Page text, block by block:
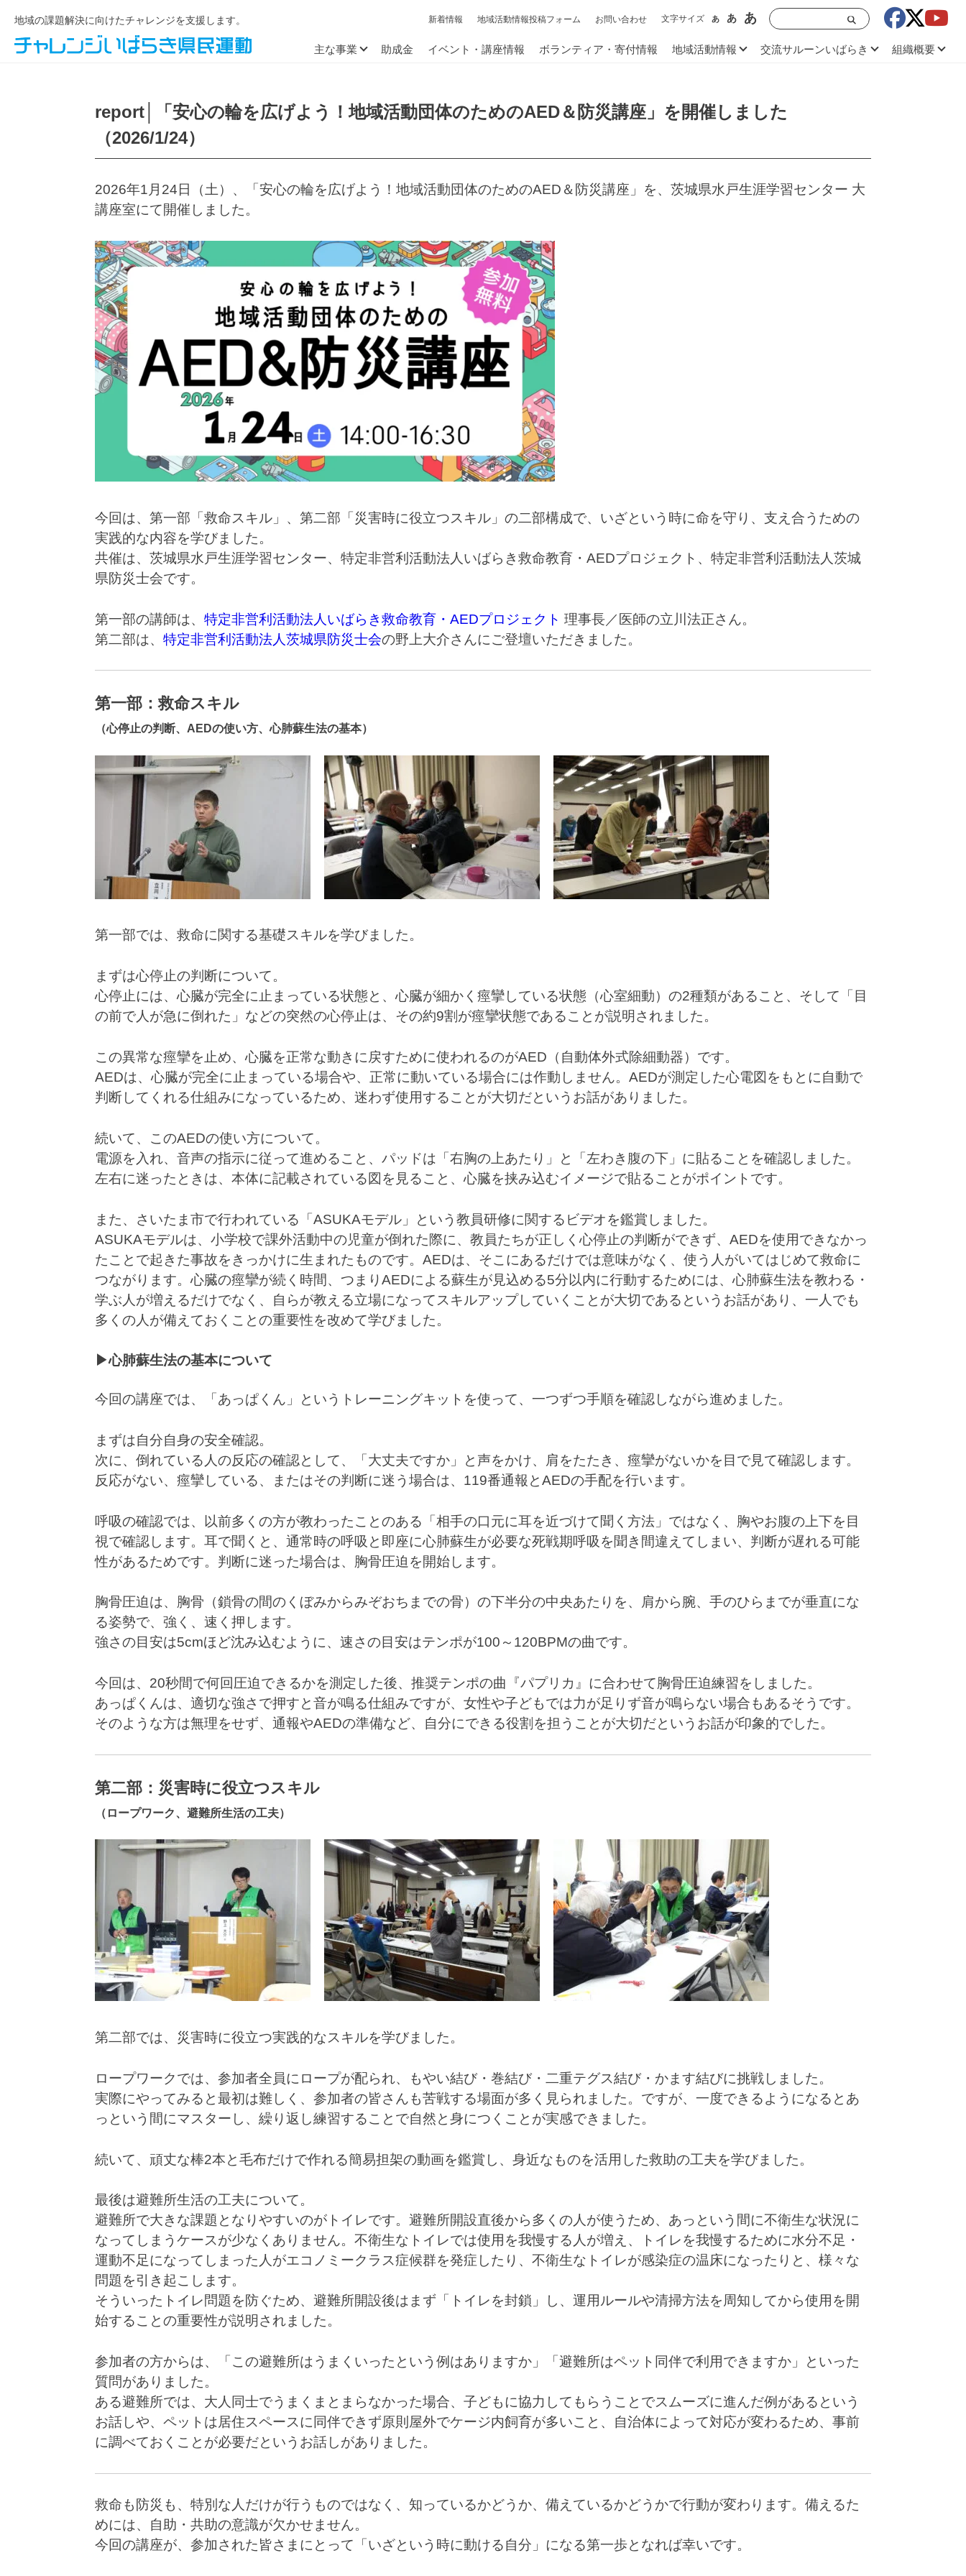
地域の課題解決に向けたチャレンジを支援します。 新着情報 地域活動情報投稿フォーム お問い合わせ 文字サイズ あ あ あ
主な事業 助成金 イベント・講座情報 ボランティア・寄付情報 地域活動情報 交流サルーンいばらき 組織概要
report│「安心の輪を広げよう！地域活動団体のためのAED＆防災講座」を開催しました
（2026/1/24）
2026年1月24日（土）、「安心の輪を広げよう！地域活動団体のためのAED＆防災講座」を、茨城県水戸生涯学習センター 大
講座室にて開催しました。
今回は、第一部「救命スキル」、第二部「災害時に役立つスキル」の二部構成で、いざという時に命を守り、支え合うための
実践的な内容を学びました。
共催は、茨城県水戸生涯学習センター、特定非営利活動法人いばらき救命教育・AEDプロジェクト、特定非営利活動法人茨城
県防災士会です。
第一部の講師は、 特定非営利活動法人いばらき救命教育・AEDプロジェクト 理事長／医師の立川法正さん。
第二部は、 特定非営利活動法人茨城県防災士会の野上大介さんにご登壇いただきました。
第一部：救命スキル
（心停止の判断、AEDの使い方、心肺蘇生法の基本）
第一部では、救命に関する基礎スキルを学びました。
まずは心停止の判断について。
心停止には、心臓が完全に止まっている状態と、心臓が細かく痙攣している状態（心室細動）の2種類があること、そして「目
の前で人が急に倒れた」などの突然の心停止は、その約9割が痙攣状態であることが説明されました。
この異常な痙攣を止め、心臓を正常な動きに戻すために使われるのがAED（自動体外式除細動器）です。
AEDは、心臓が完全に止まっている場合や、正常に動いている場合には作動しません。AEDが測定した心電図をもとに自動で
判断してくれる仕組みになっているため、迷わず使用することが大切だというお話がありました。
続いて、このAEDの使い方について。
電源を入れ、音声の指示に従って進めること、パッドは「右胸の上あたり」と「左わき腹の下」に貼ることを確認しました。
左右に迷ったときは、本体に記載されている図を見ること、心臓を挟み込むイメージで貼ることがポイントです。
また、さいたま市で行われている「ASUKAモデル」という教員研修に関するビデオを鑑賞しました。
ASUKAモデルは、小学校で課外活動中の児童が倒れた際に、教員たちが正しく心停止の判断ができず、AEDを使用できなかっ
たことで起きた事故をきっかけに生まれたものです。AEDは、そこにあるだけでは意味がなく、使う人がいてはじめて救命に
つながります。心臓の痙攣が続く時間、つまりAEDによる蘇生が見込める5分以内に行動するためには、心肺蘇生法を教わる・
学ぶ人が増えるだけでなく、自らが教える立場になってスキルアップしていくことが大切であるというお話があり、一人でも
多くの人が備えておくことの重要性を改めて学びました。
▶心肺蘇生法の基本について
今回の講座では、「あっぱくん」というトレーニングキットを使って、一つずつ手順を確認しながら進めました。
まずは自分自身の安全確認。
次に、倒れている人の反応の確認として、「大丈夫ですか」と声をかけ、肩をたたき、痙攣がないかを目で見て確認します。
反応がない、痙攣している、またはその判断に迷う場合は、119番通報とAEDの手配を行います。
呼吸の確認では、以前多くの方が教わったことのある「相手の口元に耳を近づけて聞く方法」ではなく、胸やお腹の上下を目
視で確認します。耳で聞くと、通常時の呼吸と即座に心肺蘇生が必要な死戦期呼吸を聞き間違えてしまい、判断が遅れる可能
性があるためです。判断に迷った場合は、胸骨圧迫を開始します。
胸骨圧迫は、胸骨（鎖骨の間のくぼみからみぞおちまでの骨）の下半分の中央あたりを、肩から腕、手のひらまでが垂直にな
る姿勢で、強く、速く押します。
強さの目安は5cmほど沈み込むように、速さの目安はテンポが100～120BPMの曲です。
今回は、20秒間で何回圧迫できるかを測定した後、推奨テンポの曲『パプリカ』に合わせて胸骨圧迫練習をしました。
あっぱくんは、適切な強さで押すと音が鳴る仕組みですが、女性や子どもでは力が足りず音が鳴らない場合もあるそうです。
そのような方は無理をせず、通報やAEDの準備など、自分にできる役割を担うことが大切だというお話が印象的でした。
第二部：災害時に役立つスキル
（ロープワーク、避難所生活の工夫）
第二部では、災害時に役立つ実践的なスキルを学びました。
ロープワークでは、参加者全員にロープが配られ、もやい結び・巻結び・二重テグス結び・かます結びに挑戦しました。
実際にやってみると最初は難しく、参加者の皆さんも苦戦する場面が多く見られました。ですが、一度できるようになるとあ
っという間にマスターし、繰り返し練習することで自然と身につくことが実感できました。
続いて、頑丈な棒2本と毛布だけで作れる簡易担架の動画を鑑賞し、身近なものを活用した救助の工夫を学びました。
最後は避難所生活の工夫について。
避難所で大きな課題となりやすいのがトイレです。避難所開設直後から多くの人が使うため、あっという間に不衛生な状況に
なってしまうケースが少なくありません。不衛生なトイレでは使用を我慢する人が増え、トイレを我慢するために水分不足・
運動不足になってしまった人がエコノミークラス症候群を発症したり、不衛生なトイレが感染症の温床になったりと、様々な
問題を引き起こします。
そういったトイレ問題を防ぐため、避難所開設後はまず「トイレを封鎖」し、運用ルールや清掃方法を周知してから使用を開
始することの重要性が説明されました。
参加者の方からは、「この避難所はうまくいったという例はありますか」「避難所はペット同伴で利用できますか」といった
質問がありました。
ある避難所では、大人同士でうまくまとまらなかった場合、子どもに協力してもらうことでスムーズに進んだ例があるという
お話しや、ペットは居住スペースに同伴できず原則屋外でケージ内飼育が多いこと、自治体によって対応が変わるため、事前
に調べておくことが必要だというお話しがありました。
救命も防災も、特別な人だけが行うものではなく、知っているかどうか、備えているかどうかで行動が変わります。備えるた
めには、自助・共助の意識が欠かせません。
今回の講座が、参加された皆さまにとって「いざという時に動ける自分」になる第一歩となれば幸いです。